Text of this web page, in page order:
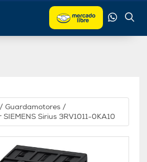
/ Guardamotores /
Sirius 3RV1011-0KA10